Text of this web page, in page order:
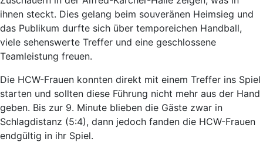
ihnen steckt. Dies gelang beim souveränen Heimsieg und
das Publikum durfte sich über temporeichen Handball,
viele sehenswerte Treffer und eine geschlossene
Teamleistung freuen.
Die HCW-Frauen konnten direkt mit einem Treffer ins Spiel
starten und sollten diese Führung nicht mehr aus der Hand
geben. Bis zur 9. Minute blieben die Gäste zwar in
Schlagdistanz (5:4), dann jedoch fanden die HCW-Frauen
endgültig in ihr Spiel.